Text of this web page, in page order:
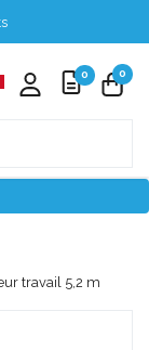
0 0
travail 5,2 m